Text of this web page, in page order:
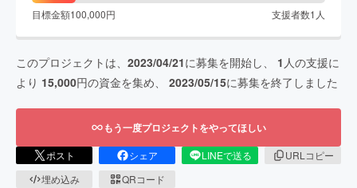
目標金額100,000円 支援者数1 人
このプロジェクトは、 2023/04/21に募集を開始し、 1 人の支援に
より 15,000円の資金を集め、 2023/05/15に募集を終了しました
もう一度プロジェクトをやってほしい
ポスト シェア LINEで送る
URLコピー
埋め込み
QRコード